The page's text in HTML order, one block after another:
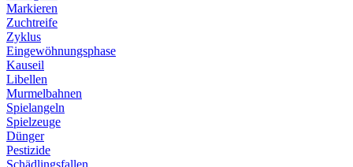
Markieren
Zuchtreife
Zyklus
Eingewöhnungsphase
Kauseil
Libellen
Murmelbahnen
Spielangeln
Spielzeuge
Dünger
Pestizide
Schädlingsfallen